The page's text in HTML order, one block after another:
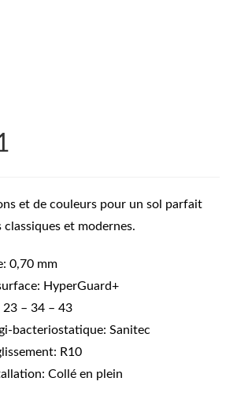
et de couleurs pour un sol parfait
et modernes.
0,70 mm
HyperGuard+
23 – 34 – 43
bacteriostatique: Sanitec
R10
Collé en plein